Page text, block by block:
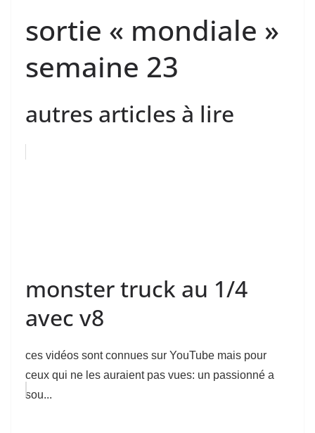
sortie « mondiale »
semaine 23
autres articles à lire
monster truck au 1/4
avec v8
ces vidéos sont connues sur YouTube mais pour
ceux qui ne les auraient pas vues: un passionné a
sou...